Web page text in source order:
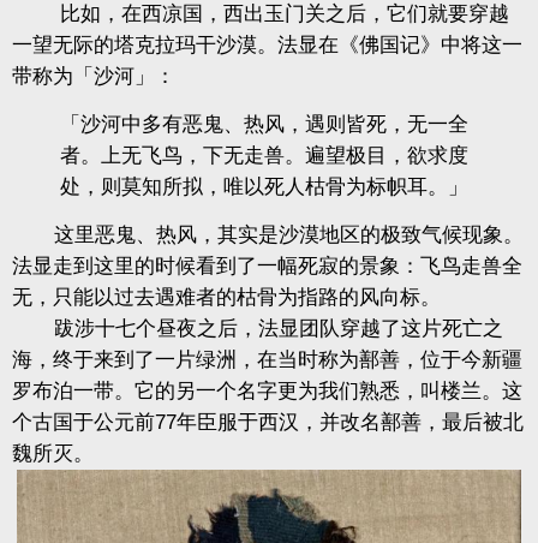
比如，在西凉国，西出玉门关之后，它们就要穿越
一望无际的塔克拉玛干沙漠。法显在《佛国记》中将这一
带称为「沙河」：
「沙河中多有恶鬼、热风，遇则皆死，无一全
者。上无飞鸟，下无走兽。遍望极目，欲求度
处，则莫知所拟，唯以死人枯骨为标帜耳。」
这里恶鬼、热风，其实是沙漠地区的极致气候现象。
法显走到这里的时候看到了一幅死寂的景象：飞鸟走兽全
无，只能以过去遇难者的枯骨为指路的风向标。
跋涉十七个昼夜之后，法显团队穿越了这片死亡之
海，终于来到了一片绿洲，在当时称为鄯善，位于今新疆
罗布泊一带。它的另一个名字更为我们熟悉，叫楼兰。这
个古国于公元前77年臣服于西汉，并改名鄯善，最后被北
魏所灭。